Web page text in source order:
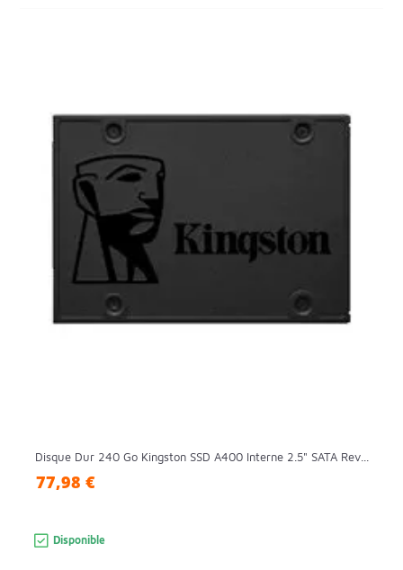
Disque Dur 240 Go Kingston SSD A400 Interne 2.5" SATA Rev...
77,98 €
Disponible